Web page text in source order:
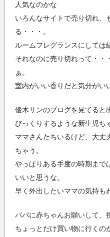
人気なのかな
いろんなサイトで売り切れ、
る・・・。
ルームフレグランスにしては
それなのに売り切れって・・
ぁ。
室内がいい香りだと気分がい
優木サンのブログを見てると
びっくりするような新生児ち
ママさんたちいるけど、大丈
ちゃう。
やっぱりある手度の時期まで
いいと思うな。
早く外出したいママの気持も
パパに赤ちゃんお願いして、
ちょっとだけ買い物に行くの